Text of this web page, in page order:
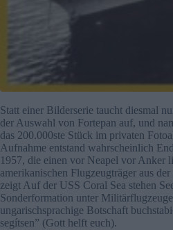
Statt einer Bilderserie taucht diesmal
der Auswahl von Fortepan auf, und
das 200.000ste Stück im privaten
Aufnahme entstand wahrscheinlich
1957, die einen vor Neapel vor Anker
amerikanischen Flugzeugträger aus
zeigt Auf der USS Coral Sea stehen
Sonderformation unter
ungarischsprachige Botschaft
segítsen” (Gott helft euch).